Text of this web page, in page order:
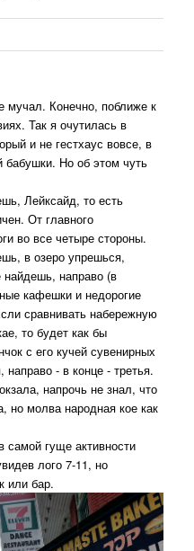
мучал. Конечно, поближе к
Так я очутилась в
и не гестхаус вовсе, в
бабушки. Но об этом чуть
Лейксайд, то есть
От главного
во все четыре стороны.
в озеро упрешься,
найдешь, направо (в
кафешки и недорогие
сравнивать набережную
то будет как бы
с его кучей сувенирных
- в конце - третья.
напрочь не знал, что
но молва народная кое как
самой гуще активности
лого 7-11, но
или бар.